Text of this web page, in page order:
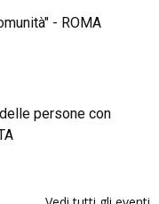
- ROMA
persone con